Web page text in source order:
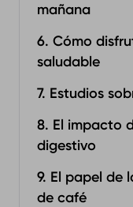
mañana
6. Cómo
saludable
7. Estudios
8. El impacto
digestivo
9. El papel de
de café